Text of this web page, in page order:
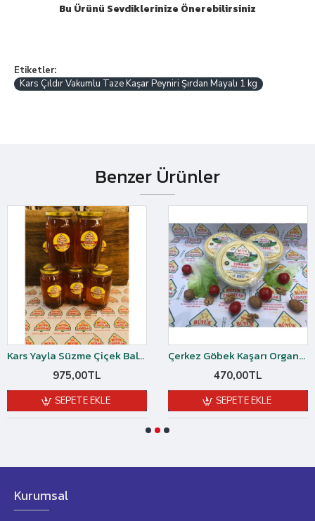
Bu Ürünü Sevdiklerinize Önerebilirsiniz
Etiketler:
Kars Çıldır Vakumlu Taze Kaşar Peyniri Şırdan Mayalı 1 kg
Benzer Ürünler
Kars Yayla Süzme Çiçek Balı 1,5 kg
975,00TL
SEPETE EKLE
Çerkez Göbek Kaşarı Organik Şırdan Mayalı 1 kg
470,00TL
SEPETE EKLE
Kurumsal